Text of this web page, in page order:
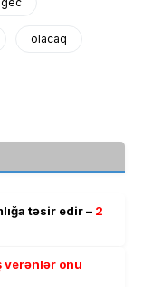
olacaq
təsir edir – 2
verənlər onu